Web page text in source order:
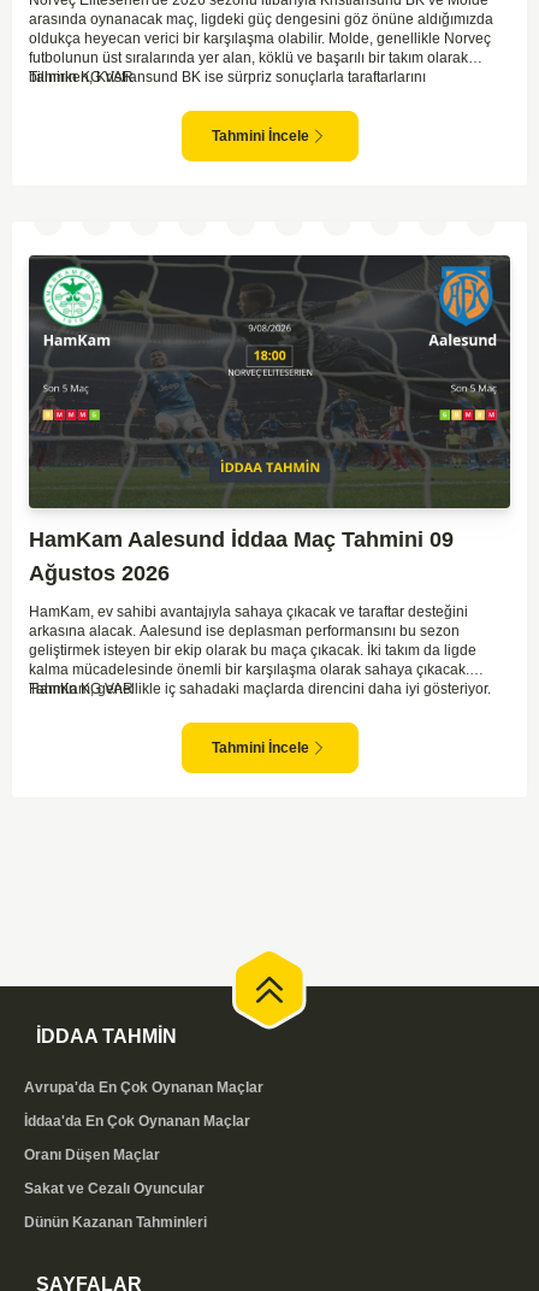
arasında oynanacak maç, ligdeki güç dengesini göz önüne aldığımızda
oldukça heyecan verici bir karşılaşma olabilir. Molde, genellikle Norveç
futbolunun üst sıralarında yer alan, köklü ve başarılı bir takım olarak
bilinirken, Kristiansund BK ise sürpriz sonuçlarla taraftarlarını
saha avantajını kullanma olasılıklarını artırıyor. Ancak Molde'nin tecrübe
ve kadro kalitesi faktörleri dikkate alındığında, deplasmanda da etkili bir
performans sergilemesi beklenebilir. İki takımın son dönem form durumları
Tahmin KG VAR
Tahmini İncele
HamKam Aalesund İddaa Maç Tahmini 09
Ağustos 2026
HamKam, ev sahibi avantajıyla sahaya çıkacak ve taraftar desteğini
arkasına alacak. Aalesund ise deplasman performansını bu sezon
geliştirmek isteyen bir ekip olarak bu maça çıkacak. İki takım da ligde
kalma mücadelesinde önemli bir karşılaşma olarak sahaya çıkacak.
HamKam, genellikle iç sahadaki maçlarda direncini daha iyi gösteriyor.
olabilir. Hücum anlamında her iki takım da zaman zaman sıkıntı yaşasa da
gol bulma ihtimalleri yüksek.
Tahmin KG VAR
Tahmini İncele
İDDAA TAHMİN
Avrupa'da En Çok Oynanan Maçlar
İddaa'da En Çok Oynanan Maçlar
Oranı Düşen Maçlar
Sakat ve Cezalı Oyuncular
Dünün Kazanan Tahminleri
SAYFALAR